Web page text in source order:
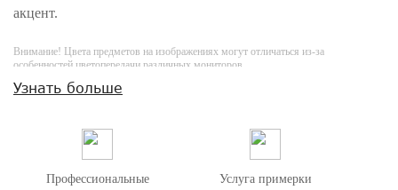
акцент.
Внимание! Цвета предметов на изображениях могут отличаться из-за
особенностей цветопередачи различных мониторов.
Узнать больше
Профессиональные
Услуга примерки